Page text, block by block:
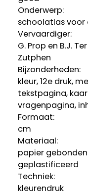
Onderwerp:
schoolatlas voor
Vervaardiger:
G. Prop en B.J.
Zutphen
Bijzonderheden:
kleur, 12e druk,
tekstpagina,
vragenpagina,
Formaat:
cm
Materiaal:
papier
geplastificeerd
Techniek:
kleurendruk